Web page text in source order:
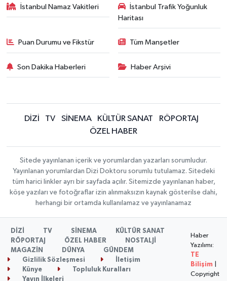
İstanbul Namaz Vakitleri
İstanbul Trafik Yoğunluk
Haritası
Puan Durumu ve Fikstür Tüm Manşetler
Son Dakika Haberleri Haber Arşivi
DİZİ TV SİNEMA KÜLTÜR SANAT
RÖPORTAJ
ÖZEL HABER
Sitede yayınlanan içerik ve yorumlardan yazarları sorumludur.
Yayınlanan yorumlardan Dizi Doktoru sorumlu tutulamaz. Sitedeki
tüm harici linkler ayrı bir sayfada açılır. Sitemizde yayınlanan haber,
köşe yazıları ve fotoğraflar izin alınmaksızın kaynak gösterilse dahi,
herhangi bir ortamda kullanılamaz ve yayınlanamaz
DİZİ TV SİNEMA
KÜLTÜR SANAT
RÖPORTAJ
ÖZEL HABER
NOSTALJİ
MAGAZİN
DÜNYA
GÜNDEM
Gizlilik Sözleşmesi
İletişim
Künye
Topluluk Kuralları
Yayın İlkeleri
Haber
Yazılımı:
TE
Bilişim
Copyright